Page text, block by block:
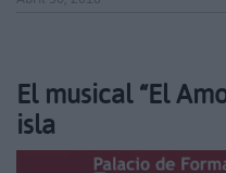
El musical “El
isla